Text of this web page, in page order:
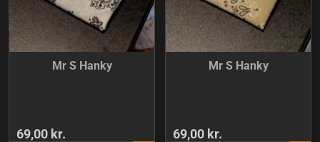
Mr S Hanky
69,00 kr.
Mr S Hanky
69,00 kr.